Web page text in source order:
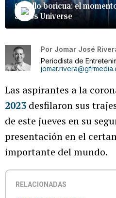
Orgullo boricua: el
a Miss Universe
Por Jomar José
Periodista de
Las aspirantes a la
2023 desfilaron sus
de este jueves en su
presentación en el
importante del mundo.
RELACIONADAS